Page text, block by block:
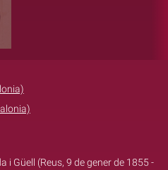
i Güell (Reus, 9 de gener de 1855 -